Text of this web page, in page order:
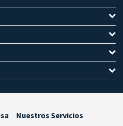
Nuestros Servicios